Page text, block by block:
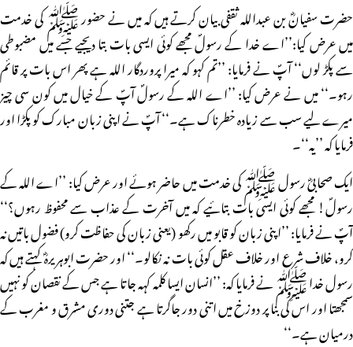
حضرت سفیانؓ بن عبداللہ ثقفی بیان کرتے ہیں کہ میں نے حضور ﷺ کی خدمت
میں عرض کیا:’’اے خدا کے رسولؐ مجھے کوئی ایسی بات بتا دیجیے جسے میں مضبوطی
سے پکڑ لوں‘‘ آپؐ نے فرمایا: ’’تم کہو کہ میرا پروردگار اللہ ہے پھر اس بات پر قائم
رہو۔‘‘ میں نے عرض کیا: ’’اے اللہ کے رسولؐ آپؐ کے خیال میں کون سی چیز
میرے لیے سب سے زیادہ خطرناک ہے۔‘‘ آپؐ نے اپنی زبان مبارک کو پکڑا اور
فرمایا کہ ’’یہ‘‘۔
ایک صحابیؓ رسول ﷺ کی خدمت میں حاضر ہوئے اور عرض کیا: ’’اے اللہ کے
رسولؐ! مجھے کوئی ایسی بات بتائیے کہ میں آخرت کے عذاب سے محفوظ رہوں؟‘‘
آپؐ نے فرمایا: ’’اپنی زبان کو قابو میں رکھو (یعنی زبان کی حفاظت کرو) فضول باتیں نہ
کرو، خلاف شرع اور خلاف عقل کوئی بات نہ نکالو۔‘‘ اور حضرت ابوہریرہؓ کہتے ہیں کہ
رسول خدا ﷺ نے فرمایا کہ: ’’انسان ایسا کلمہ کہہ جاتا ہے جس کے نقصان کو نہیں
سمجھتا اور اس کی بنا پر دوزخ میں اتنی دور جاگرتا ہے جتنی دوری مشرق و مغرب کے
درمیان ہے۔‘‘